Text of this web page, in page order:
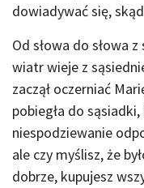
dowiadywać się,
Od słowa do słowa
wiatr wieje z
zaczął oczerniać
pobiegła do
niespodziewanie
ale czy myślisz, że
dobrze, kupujesz